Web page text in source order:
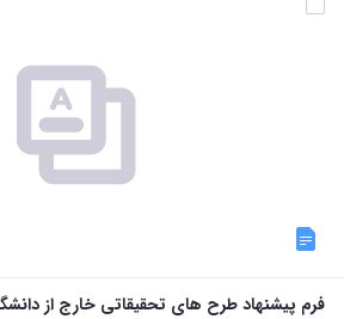
فرم پیشنهاد طرح های تحقیقاتی خارج از دانشگاه